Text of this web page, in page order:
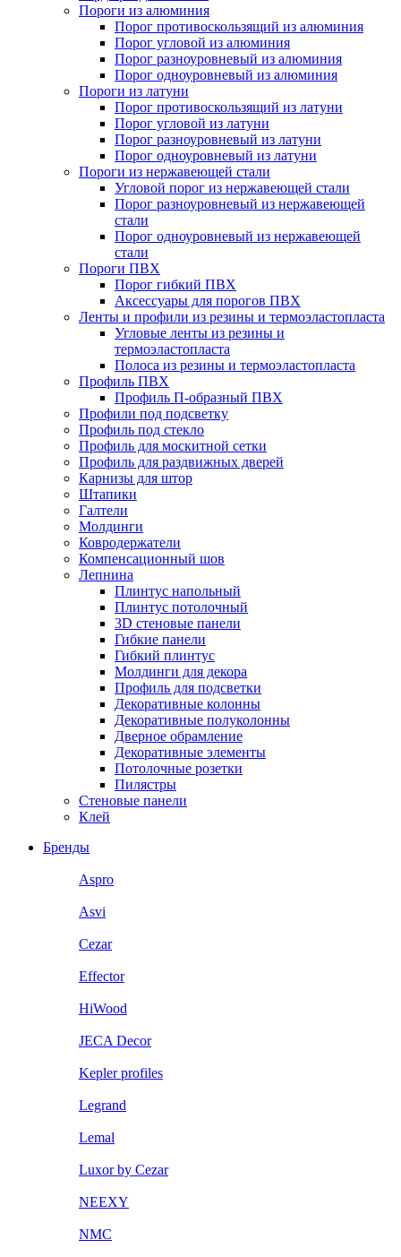
Пороги из алюминия
Порог противоскользящий из алюминия
Порог угловой из алюминия
Порог разноуровневый из алюминия
Порог одноуровневый из алюминия
Пороги из латуни
Порог противоскользящий из латуни
Порог угловой из латуни
Порог разноуровневый из латуни
Порог одноуровневый из латуни
Пороги из нержавеющей стали
Угловой порог из нержавеющей стали
Порог разноуровневый из нержавеющей
стали
Порог одноуровневый из нержавеющей
стали
Пороги ПВХ
Порог гибкий ПВХ
Аксессуары для порогов ПВХ
Ленты и профили из резины и термоэластопласта
Угловые ленты из резины и
термоэластопласта
Полоса из резины и термоэластопласта
Профиль ПВХ
Профиль П-образный ПВХ
Профили под подсветку
Профиль под стекло
Профиль для москитной сетки
Профиль для раздвижных дверей
Карнизы для штор
Штапики
Галтели
Молдинги
Ковродержатели
Компенсационный шов
Лепнина
Плинтус напольный
Плинтус потолочный
3D стеновые панели
Гибкие панели
Гибкий плинтус
Молдинги для декора
Профиль для подсветки
Декоративные колонны
Декоративные полуколонны
Дверное обрамление
Декоративные элементы
Потолочные розетки
Пилястры
Стеновые панели
Клей
Бренды
Aspro
Asvi
Cezar
Effector
HiWood
JECA Decor
Kepler profiles
Legrand
Lemal
Luxor by Cezar
NEEXY
NMC